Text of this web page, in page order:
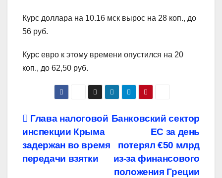
Курс доллара на 10.16 мск вырос на 28 коп., до
56 руб.
Курс евро к этому времени опустился на 20
коп., до 62,50 руб.
Навигация
по
записям
Банковский сектор
ЕС за день
потерял €50 млрд
из-за финансового
положения Греции
Глава налоговой
инспекции Крыма
задержан во время
передачи взятки